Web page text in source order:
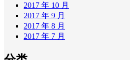
2017 年 10 月
2017 年 9 月
2017 年 8 月
2017 年 7 月